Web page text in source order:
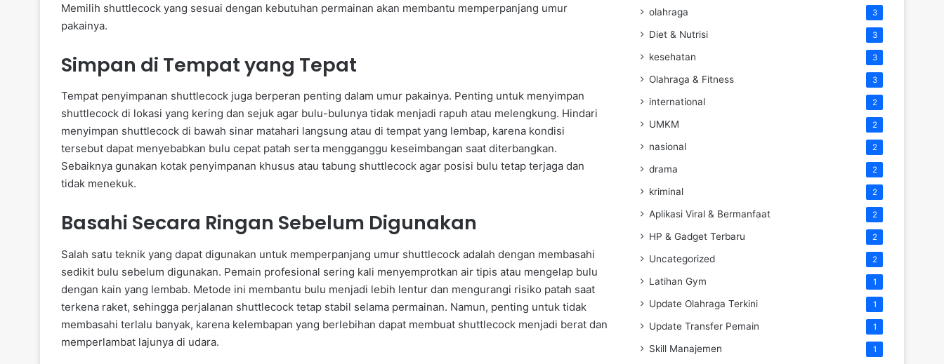
Memilih shuttlecock yang sesuai dengan kebutuhan permainan akan membantu memperpanjang umur
pakainya.
Simpan di Tempat yang Tepat
Tempat penyimpanan shuttlecock juga berperan penting dalam umur pakainya. Penting untuk menyimpan
shuttlecock di lokasi yang kering dan sejuk agar bulu-bulunya tidak menjadi rapuh atau melengkung. Hindari
menyimpan shuttlecock di bawah sinar matahari langsung atau di tempat yang lembap, karena kondisi
tersebut dapat menyebabkan bulu cepat patah serta mengganggu keseimbangan saat diterbangkan.
Sebaiknya gunakan kotak penyimpanan khusus atau tabung shuttlecock agar posisi bulu tetap terjaga dan
tidak menekuk.
Basahi Secara Ringan Sebelum Digunakan
Salah satu teknik yang dapat digunakan untuk memperpanjang umur shuttlecock adalah dengan membasahi
sedikit bulu sebelum digunakan. Pemain profesional sering kali menyemprotkan air tipis atau mengelap bulu
dengan kain yang lembab. Metode ini membantu bulu menjadi lebih lentur dan mengurangi risiko patah saat
terkena raket, sehingga perjalanan shuttlecock tetap stabil selama permainan. Namun, penting untuk tidak
membasahi terlalu banyak, karena kelembapan yang berlebihan dapat membuat shuttlecock menjadi berat dan
memperlambat lajunya di udara.
olahraga 3
Diet & Nutrisi 3
kesehatan 3
Olahraga & Fitness 3
international 2
UMKM 2
nasional 2
drama 2
kriminal 2
Aplikasi Viral & Bermanfaat 2
HP & Gadget Terbaru 2
Uncategorized 2
Latihan Gym 1
Update Olahraga Terkini 1
Update Transfer Pemain 1
Skill Manajemen 1